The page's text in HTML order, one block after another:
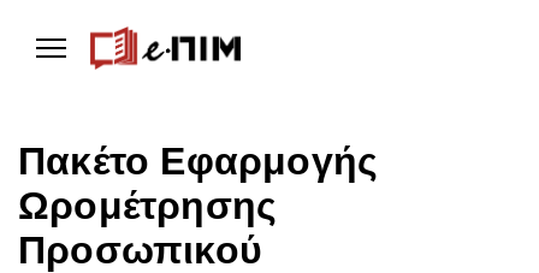
Πακέτο Εφαρμογής
Ωρομέτρησης
Προσωπικού